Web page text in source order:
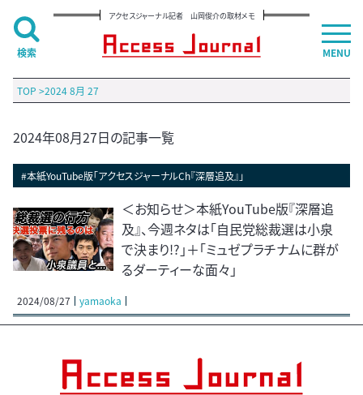
アクセスジャーナル記者 山岡俊介の取材メモ
TOP >2024 8月 27
2024年08月27日の記事一覧
#本紙YouTube版「アクセスジャーナルCh『深層追及』」
＜お知らせ＞本紙YouTube版『深層追
及』、今週ネタは「自民党総裁選は小泉
で決まり!?」＋「ミュゼプラチナムに群が
るダーティーな面々」
2024/08/27 yamaoka
MENU
検索